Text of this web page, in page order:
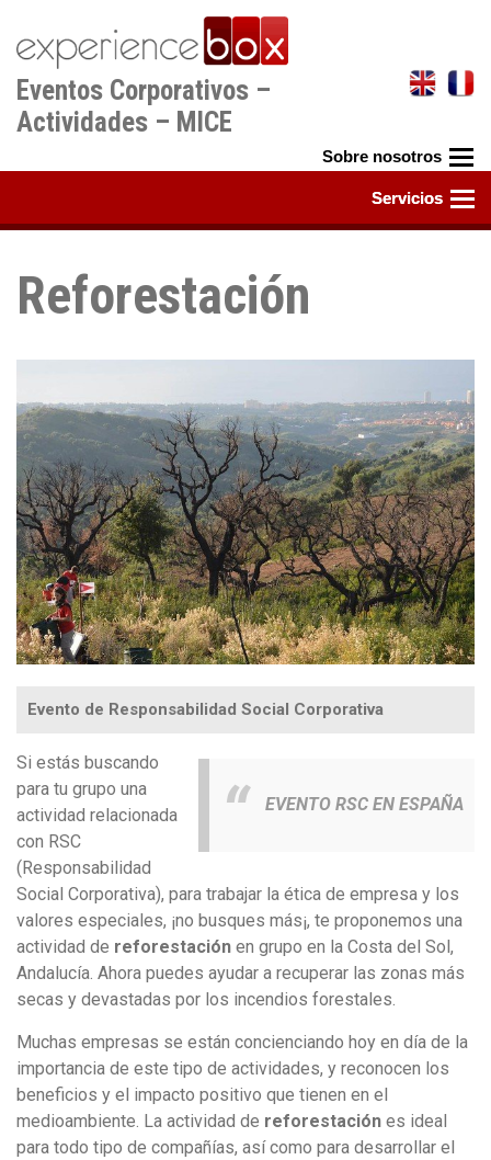
contenido
principal
Eventos Corporativos –
Actividades – MICE
Reforestación
Evento de Responsabilidad Social Corporativa
EVENTO RSC EN ESPAÑA
Si estás buscando
para tu grupo una
actividad relacionada
con RSC
(Responsabilidad
Social Corporativa), para trabajar la ética de empresa y los
valores especiales, ¡no busques más¡, te proponemos una
actividad de reforestación en grupo en la Costa del Sol,
Andalucía. Ahora puedes ayudar a recuperar las zonas más
secas y devastadas por los incendios forestales.
Muchas empresas se están concienciando hoy en día de la
importancia de este tipo de actividades, y reconocen los
beneficios y el impacto positivo que tienen en el
medioambiente. La actividad de reforestación es ideal
para todo tipo de compañías, así como para desarrollar el